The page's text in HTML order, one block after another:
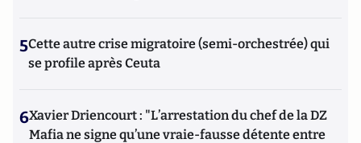
5Cette autre crise migratoire (semi-orchestrée) qui
se profile après Ceuta
6Xavier Driencourt : "L’arrestation du chef de la DZ
Mafia ne signe qu’une vraie-fausse détente entre